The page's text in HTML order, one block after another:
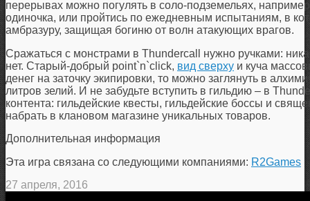
перерывах можно погулять в соло-подземельях,
одиночка, или пройтись по ежедневным испытаниям, в
амбразуру, защищая богиню от волн атакующих врагов.
Сражаться с монстрами в Thundercall нужно ручками:
нет. Старый-добрый point`n`click, вид сверху и куча
денег на заточку экипировки, то можно заглянуть в
литров зелий. И не забудьте вступить в гильдию – в
контента: гильдейские квесты, гильдейские боссы и
набрать в клановом магазине уникальных товаров.
Дополнительная информация
Эта игра связана со следующими компаниями: R2Games
27 апреля, 2016